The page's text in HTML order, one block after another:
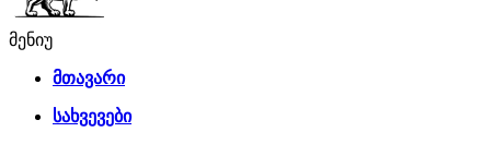
მენიუ
მთავარი
სახვევები